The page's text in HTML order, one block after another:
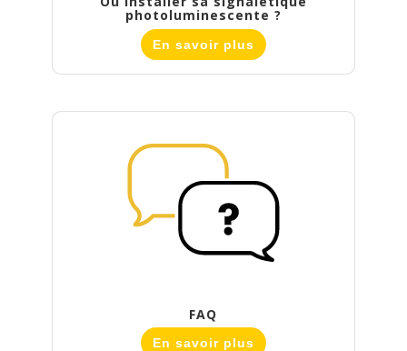
photoluminescente ?
En savoir plus
FAQ
En savoir plus